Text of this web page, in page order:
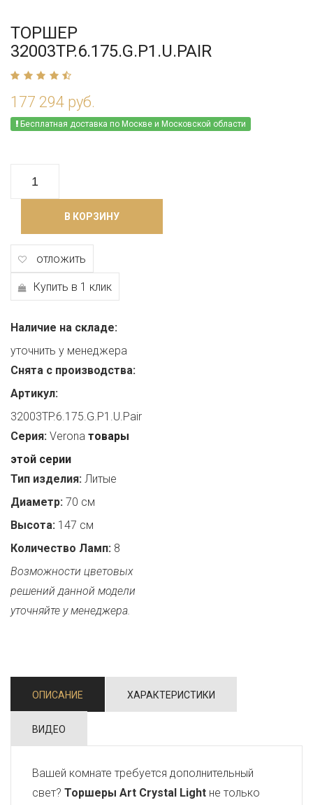
ТОРШЕР
32003TP.6.175.G.P1.U.PAIR
177 294 руб.
Бесплатная доставка по Москве и Московской области
В КОРЗИНУ
отложить
Купить в 1 клик
Наличие на складе:
уточнить у менеджера
Снята с производства:
Артикул:
32003TP.6.175.G.P1.U.Pair
Серия: Verona товары
этой серии
Тип изделия: Литые
Диаметр: 70 см
Высота: 147 см
Количество Ламп: 8
Возможности цветовых
решений данной модели
уточняйте у менеджера.
ОПИСАНИЕ ХАРАКТЕРИСТИКИ
ВИДЕО
Вашей комнате требуется дополнительный
свет? Торшеры Art Crystal Light не только